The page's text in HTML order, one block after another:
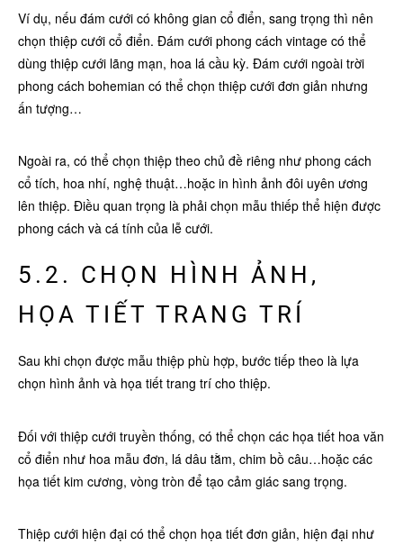
Ví dụ, nếu đám cưới có không gian cổ điển, sang trọng thì nên
chọn thiệp cưới cổ điển. Đám cưới phong cách vintage có thể
dùng thiệp cưới lãng mạn, hoa lá cầu kỳ. Đám cưới ngoài trời
phong cách bohemian có thể chọn thiệp cưới đơn giản nhưng
ấn tượng…
Ngoài ra, có thể chọn thiệp theo chủ đề riêng như phong cách
cổ tích, hoa nhí, nghệ thuật…hoặc in hình ảnh đôi uyên ương
lên thiệp. Điều quan trọng là phải chọn mẫu thiếp thể hiện được
phong cách và cá tính của lễ cưới.
5.2. CHỌN HÌNH ẢNH,
HỌA TIẾT TRANG TRÍ
Sau khi chọn được mẫu thiệp phù hợp, bước tiếp theo là lựa
chọn hình ảnh và họa tiết trang trí cho thiệp.
Đối với thiệp cưới truyền thống, có thể chọn các họa tiết hoa văn
cổ điển như hoa mẫu đơn, lá dâu tằm, chim bồ câu…hoặc các
họa tiết kim cương, vòng tròn để tạo cảm giác sang trọng.
Thiệp cưới hiện đại có thể chọn họa tiết đơn giản, hiện đại như